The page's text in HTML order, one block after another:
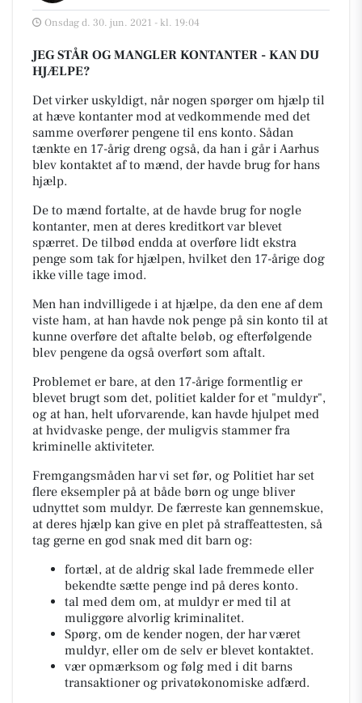
Onsdag d. 30. jun. 2021 - kl. 19:04
JEG STÅR OG MANGLER KONTANTER - KAN DU
HJÆLPE?
Det virker uskyldigt, når nogen spørger om hjælp til
at hæve kontanter mod at vedkommende med det
samme overfører pengene til ens konto. Sådan
tænkte en 17-årig dreng også, da han i går i Aarhus
blev kontaktet af to mænd, der havde brug for hans
hjælp.
De to mænd fortalte, at de havde brug for nogle
kontanter, men at deres kreditkort var blevet
spærret. De tilbød endda at overføre lidt ekstra
penge som tak for hjælpen, hvilket den 17-årige dog
ikke ville tage imod.
Men han indvilligede i at hjælpe, da den ene af dem
viste ham, at han havde nok penge på sin konto til at
kunne overføre det aftalte beløb, og efterfølgende
blev pengene da også overført som aftalt.
Problemet er bare, at den 17-årige formentlig er
blevet brugt som det, politiet kalder for et "muldyr",
og at han, helt uforvarende, kan havde hjulpet med
at hvidvaske penge, der muligvis stammer fra
kriminelle aktiviteter.
Fremgangsmåden har vi set før, og Politiet har set
flere eksempler på at både børn og unge bliver
udnyttet som muldyr. De færreste kan gennemskue,
at deres hjælp kan give en plet på straffeattesten, så
tag gerne en god snak med dit barn og:
fortæl, at de aldrig skal lade fremmede eller
bekendte sætte penge ind på deres konto.
tal med dem om, at muldyr er med til at
muliggøre alvorlig kriminalitet.
Spørg, om de kender nogen, der har været
muldyr, eller om de selv er blevet kontaktet.
vær opmærksom og følg med i dit barns
transaktioner og privatøkonomiske adfærd.